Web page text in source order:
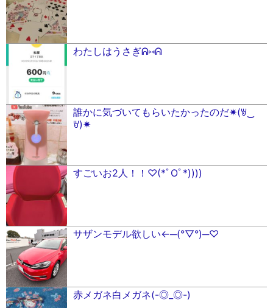
わたしはうさぎᕱ⑅ᕱ
誰かに気づいてもらいたかったのだ✷(ꇐ‿
ꇐ)✷
すごいお2人！！♡(*ﾟOﾟ*))))
サザンモデル欲しい←─(°▽°)─♡
赤メガネ白メガネ(-◎_◎-)